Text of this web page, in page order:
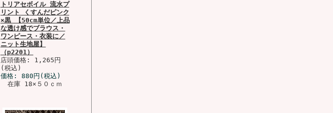
トリアセボイル 流水プ
リント くすんだピンク
×黒 【50cm単位／上品
な透け感でブラウス・
ワンピース・衣装に／
ニット生地屋】
（p2201）
店頭価格: 1,265円
(税込)
価格: 880円 (税込)
在庫 18×５０ｃｍ